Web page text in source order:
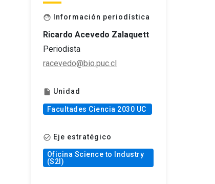
face Información periodística
Ricardo Acevedo Zalaquett
Periodista
racevedo@bio.puc.cl
insert_drive_file Unidad
Facultades Ciencia 2030 UC
check_circle_outline Eje estratégico
Oficina Science to Industry
(S2I)